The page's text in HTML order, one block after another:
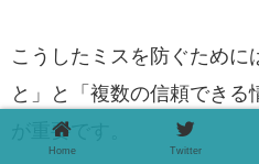
こうしたミスを防ぐために
と」と「複数の信頼できる
が重要です。
Home Twitter